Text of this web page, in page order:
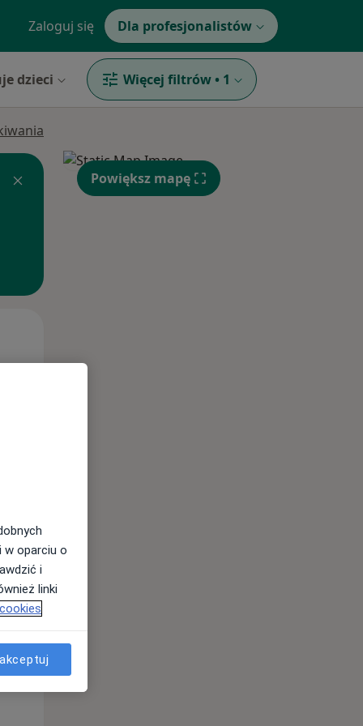
Zaloguj się Dla profesjonalistów
dzieci Więcej filtrów • 1
Śr,
12 Sie
Powiększ mapę
w oparciu o
i
linki